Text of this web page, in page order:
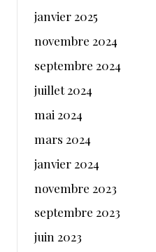
janvier 2025
novembre 2024
septembre 2024
juillet 2024
mai 2024
mars 2024
janvier 2024
novembre 2023
septembre 2023
juin 2023